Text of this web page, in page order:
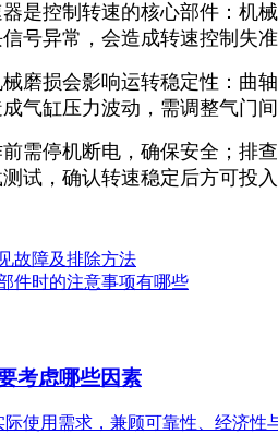
是控制转速的核心部件：机
号异常，会造成转速控制失
磨损会影响运转稳定性：曲
气缸压力波动，需调整气门
需停机断电，确保安全；排
试，确认转速稳定后方可投入
故障及排除方法
件时的注意事项有哪些
考虑哪些因素
使用需求，兼顾可靠性、经济